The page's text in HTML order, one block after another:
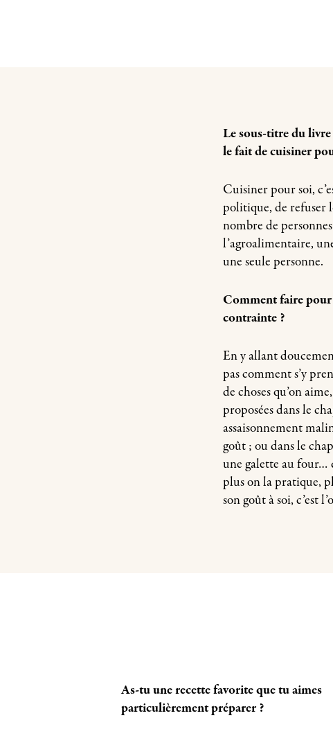
Le sous-titre du
le fait de cuisiner
Cuisiner pour soi,
politique, de
nombre de
l’agroalimentaire,
une seule personne.
Comment faire
contrainte ?
En y allant
pas comment s’y
de choses qu’on
proposées dans le
assaisonnement
goût ; ou dans le
une galette au four…
plus on la pratique,
son goût à soi, c’est
As-tu une recette favorite que tu aimes
particulièrement préparer ?